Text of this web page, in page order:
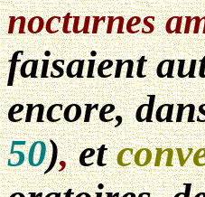
nocturnes
faisaient
encore,
50),et